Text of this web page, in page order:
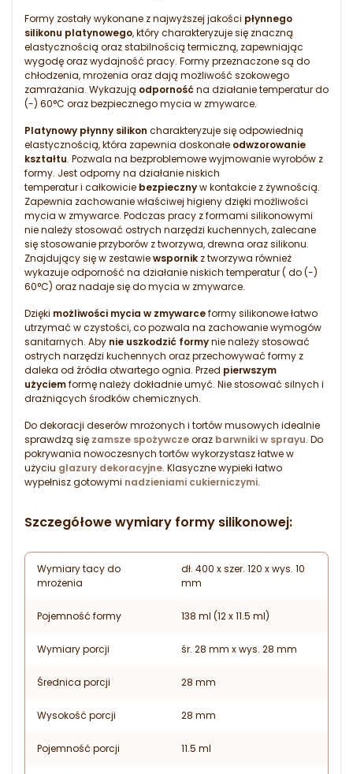
Formy zostały wykonane z najwyższej jakości płynnego
silikonu platynowego, który charakteryzuje się znaczną
elastycznością oraz stabilnością termiczną, zapewniając
wygodę oraz wydajność pracy. Formy przeznaczone są do
chłodzenia, mrożenia oraz dają możliwość szokowego
zamrażania. Wykazują odpornośćna działanie temperatur do
(-) 60°C oraz bezpiecznego mycia w zmywarce.
Platynowy płynny silikon charakteryzuje się odpowiednią
elastycznością, która zapewnia doskonałe odwzorowanie
kształtu. Pozwala na bezproblemowe wyjmowanie wyrobów z
formy. Jest odporny na działanie niskich
temperatur i całkowicie bezpiecznyw kontakcie z żywnością.
Zapewnia zachowanie właściwej higieny dzięki możliwości
mycia w zmywarce. Podczas pracy z formami silikonowymi
nie należy stosować ostrych narzędzi kuchennych, zalecane
się stosowanie przyborów z tworzywa, drewna oraz silikonu.
Znajdujący się w zestawiewspornik z tworzywa również
wykazuje odporność na działanie niskich temperatur ( do (-)
60°C) oraz nadaje się do mycia w zmywarce.
Dzięki możliwości mycia w zmywarceformy silikonowe łatwo
utrzymać w czystości, co pozwala na zachowanie wymogów
sanitarnych. Aby nie uszkodzić formynie należy stosować
ostrych narzędzi kuchennych oraz przechowywać formy z
daleka od źródła otwartego ognia. Przed pierwszym
użyciemformę należy dokładnie umyć. Nie stosować silnych i
drażniących środków chemicznych.
Do dekoracji deserów mrożonych i tortów musowych idealnie
sprawdzą się zamsze spożywczeoraz barwniki w sprayu. Do
pokrywania nowoczesnych tortów wykorzystasz łatwe w
użyciu glazury dekoracyjne. Klasyczne wypieki łatwo
wypełnisz gotowymi nadzieniami cukierniczymi.
Szczegółowe wymiary formy silikonowej:
Wymiary tacy do
mrożenia
dł. 400 x szer. 120 x wys. 10
mm
Pojemność formy 138 ml (12 x 11.5 ml)
Wymiary porcji śr. 28 mm x wys. 28 mm
Średnica porcji 28 mm
Wysokość porcji 28 mm
Pojemność porcji 11.5 ml